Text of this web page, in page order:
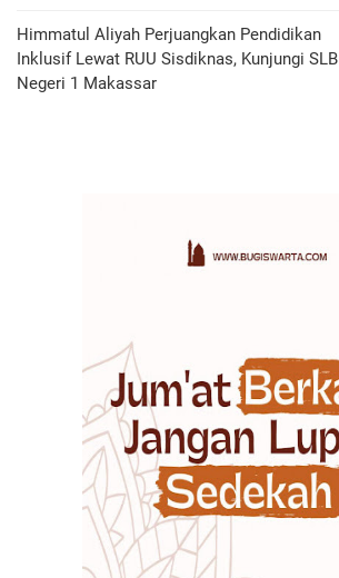
Himmatul Aliyah Perjuangkan Pendidikan
Inklusif Lewat RUU Sisdiknas, Kunjungi SLB
Negeri 1 Makassar